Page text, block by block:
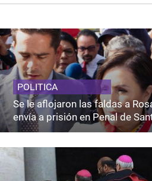
POLITICA
Se le aflojaron las faldas a
envía a prisión en Penal de